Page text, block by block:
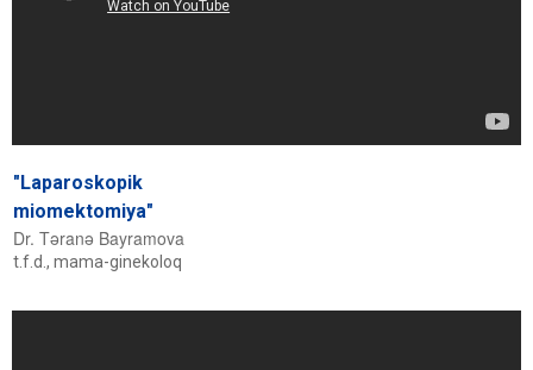
"Laparoskopik
miomektomiya"
Dr. Təranə Bayramova
t.f.d., mama-ginekoloq